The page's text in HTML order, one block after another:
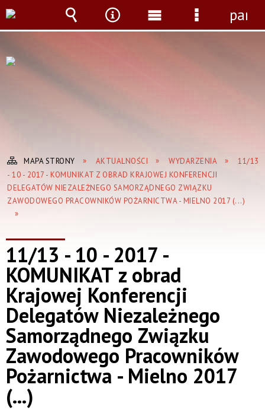
MAPA STRONY AKTUALNOŚCI WYDARZENIA
11/13
- 10 - 2017 - KOMUNIKAT Z OBRAD KRAJOWEJ KONFERENCJI
DELEGATÓW NIEZALEŻNEGO SAMORZĄDNEGO ZWIĄZKU
ZAWODOWEGO PRACOWNIKÓW POŻARNICTWA - MIELNO 2017 (...)
11/13 - 10 - 2017 -
KOMUNIKAT z obrad
Krajowej Konferencji
Delegatów Niezależnego
Samorządnego Związku
Zawodowego Pracowników
Pożarnictwa - Mielno 2017
(...)
Wyszukiwarka
Narzędzia
Menu
główne
Menu
panel